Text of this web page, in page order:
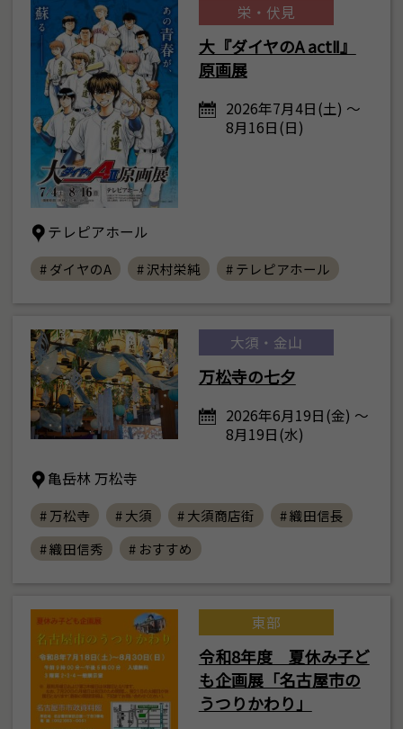
栄・伏見
大『ダイヤのA actⅡ』
原画展
2026年7月4日(土) ～
8月16日(日)
テレピアホール
# ダイヤのA # 沢村栄純 # テレピアホール
大須・金山
万松寺の七夕
2026年6月19日(金) ～
8月19日(水)
亀岳林 万松寺
# 万松寺 # 大須 # 大須商店街
# 織田信長
# 織田信秀
# おすすめ
東部
令和8年度 夏休み子ど
も企画展「名古屋市の
うつりかわり」